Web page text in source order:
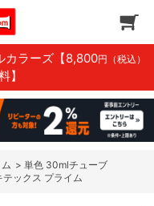
カラーズ 【8,800円（税込）
】
> 単色 30mlチューブ
ックス プライム